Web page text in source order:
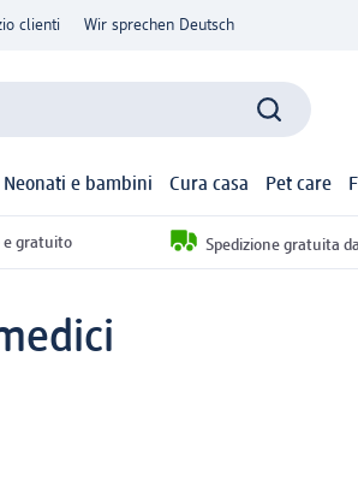
clienti Wir sprechen Deutsch
Neonati e bambini Cura casa Pet care
e gratuito Spedizione gratuita